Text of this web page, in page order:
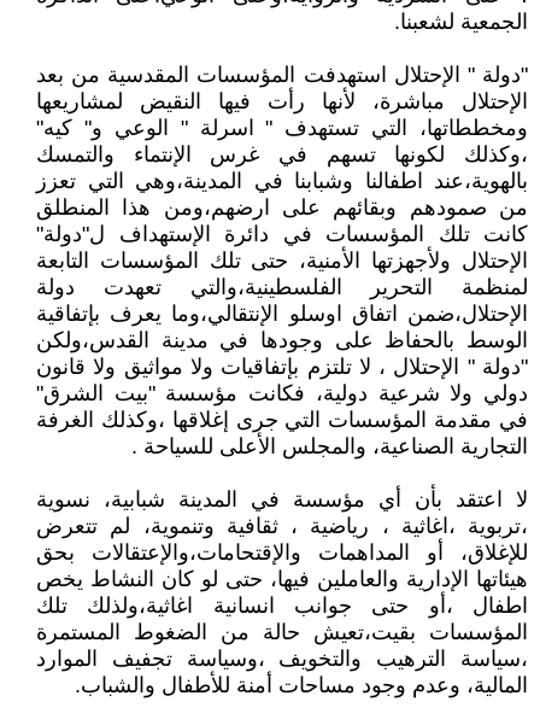
الجمعية لشعبنا.
"دولة " الإحتلال استهدفت المؤسسات المقدسية من بعد
الإحتلال مباشرة، لأنها رأت فيها النقيض لمشاريعها
ومخططاتها، التي تستهدف " اسرلة " الوعي و" كيه"
،وكذلك لكونها تسهم في غرس الإنتماء والتمسك
بالهوية،عند اطفالنا وشبابنا في المدينة،وهي التي تعزز
من صمودهم وبقائهم على ارضهم،ومن هذا المنطلق
كانت تلك المؤسسات في دائرة الإستهداف ل"دولة"
الإحتلال ولأجهزتها الأمنية، حتى تلك المؤسسات التابعة
لمنظمة التحرير الفلسطينية،والتي تعهدت دولة
الإحتلال،ضمن اتفاق اوسلو الإنتقالي،وما يعرف بإتفاقية
الوسط بالحفاظ على وجودها في مدينة القدس،ولكن
"دولة " الإحتلال ، لا تلتزم بإتفاقيات ولا مواثيق ولا قانون
دولي ولا شرعية دولية، فكانت مؤسسة "بيت الشرق"
في مقدمة المؤسسات التي جرى إغلاقها ،وكذلك الغرفة
التجارية الصناعية، والمجلس الأعلى للسياحة .
لا اعتقد بأن أي مؤسسة في المدينة شبابية، نسوية
،تربوية ،اغاثية ، رياضية ، ثقافية وتنموية، لم تتعرض
للإغلاق، أو المداهمات والإقتحامات،والإعتقالات بحق
هيئاتها الإدارية والعاملين فيها، حتى لو كان النشاط يخص
اطفال ،أو حتى جوانب انسانية اغاثية،ولذلك تلك
المؤسسات بقيت،تعيش حالة من الضغوط المستمرة
،سياسة الترهيب والتخويف ،وسياسة تجفيف الموارد
المالية، وعدم وجود مساحات أمنة للأطفال والشباب.